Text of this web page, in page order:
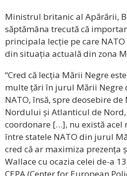
Ministrul britanic al Apărării,
săptămâna trecută că
principala lecție pe care
din situația actuală din zona
“Cred că lecția Mării Negre
multe țări în jurul Mării Negre
NATO, însă, spre deosebire
Nordului și Atlanticul de
coordonare […], nu există acel
între statele NATO din jurul
cred că ar maximiza prezența
Wallace cu ocazia celei de-a